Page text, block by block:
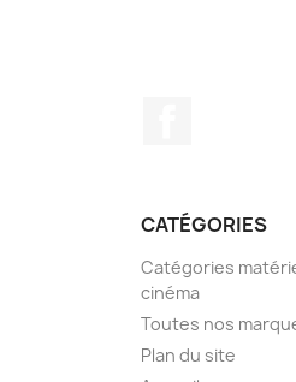
CATÉGORIES
Catégories
cinéma
Toutes nos
Plan du site